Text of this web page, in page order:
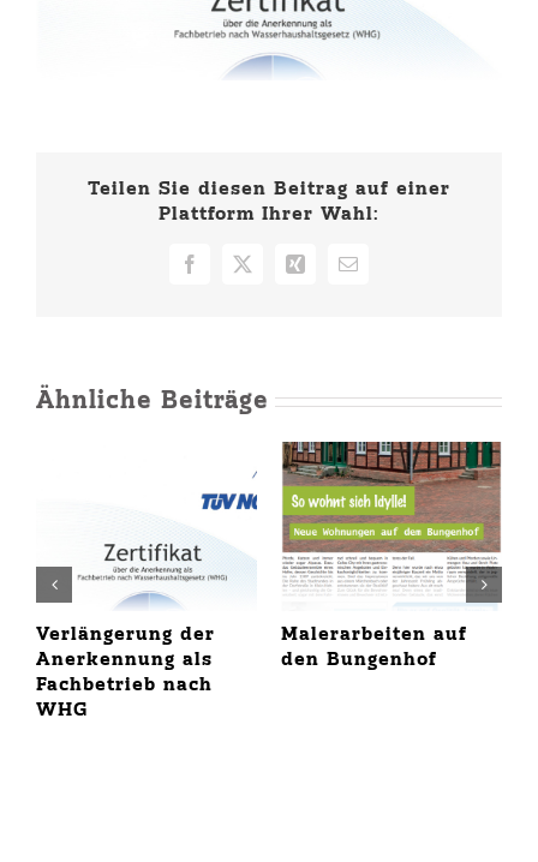
Teilen Sie diesen Beitrag auf einer
Plattform Ihrer Wahl:
Facebook
X Xing
E-
Ähnliche Beiträge
Verlängerung der
Anerkennung als
Fachbetrieb nach
WHG
Malerarbeiten auf
den Bungenhof